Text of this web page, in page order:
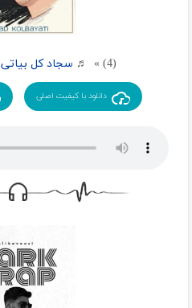
(4) » ♬ سجاد کل بیاتی
دانلود با کیفیت اصلی